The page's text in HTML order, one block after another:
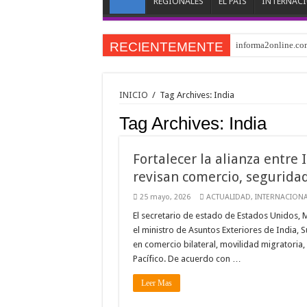
RECIENTEMENTE
Desborde
EE.UU. y
Cámara
Mientras Barrett y
La contienda
Acusa presunta
INICIO / Tag Archives: India
Tag Archives: India
Fortalecer la alianza entre
revisan comercio,
25 mayo, 2026 ACTUALIDAD,
El secretario de estado de Estados Unidos,
el ministro de Asuntos Exteriores de India,
en comercio bilateral, movilidad
Pacífico. De acuerdo con …
Leer Mas